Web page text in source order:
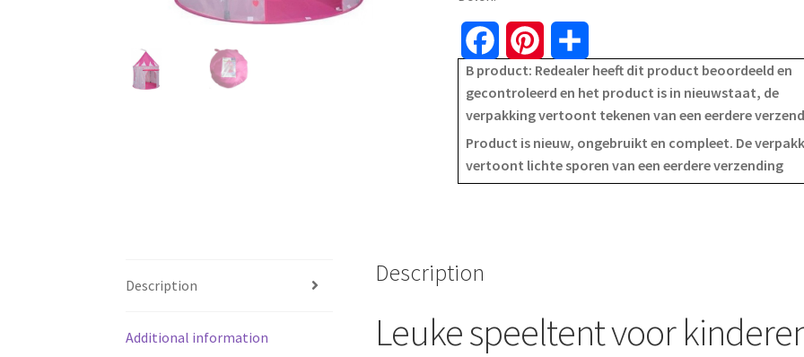
a
c
e
i
n
t
t
h
a
r
B product: Redealer heeft dit product beoordeeld en
gecontroleerd en het product is in nieuwstaat, de
verpakking vertoont tekenen van een eerdere
Product is nieuw, ongebruikt en compleet. De
vertoont lichte sporen van een eerdere verzending
Description
Additional information
Description
Leuke speeltent voor